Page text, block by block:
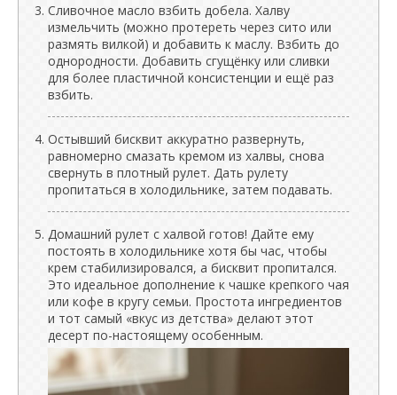
Сливочное масло взбить добела. Халву
измельчить (можно протереть через сито или
размять вилкой) и добавить к маслу. Взбить до
однородности. Добавить сгущёнку или сливки
для более пластичной консистенции и ещё раз
взбить.
Остывший бисквит аккуратно развернуть,
равномерно смазать кремом из халвы, снова
свернуть в плотный рулет. Дать рулету
пропитаться в холодильнике, затем подавать.
Домашний рулет с халвой готов! Дайте ему
постоять в холодильнике хотя бы час, чтобы
крем стабилизировался, а бисквит пропитался.
Это идеальное дополнение к чашке крепкого чая
или кофе в кругу семьи. Простота ингредиентов
и тот самый «вкус из детства» делают этот
десерт по-настоящему особенным.